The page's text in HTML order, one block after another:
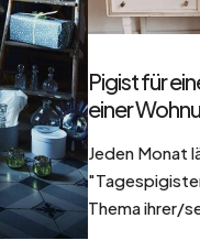
Pigist für
einer
Jeden Monat
Thema ihrer/